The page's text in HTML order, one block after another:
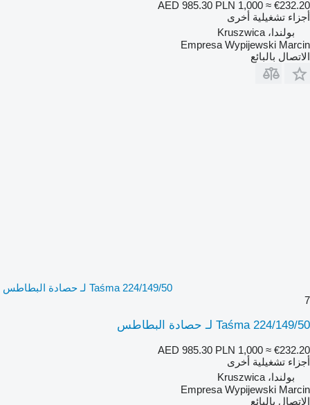
AED 985.30 PLN 1,000 ≈ €232.20
أجزاء تشغيلية أخرى
بولندا، Kruszwica
Empresa Wypijewski Marcin
الاتصال بالبائع
Taśma 224/149/50 لـ حصادة البطاطس
7
Taśma 224/149/50 لـ حصادة البطاطس
AED 985.30 PLN 1,000 ≈ €232.20
أجزاء تشغيلية أخرى
بولندا، Kruszwica
Empresa Wypijewski Marcin
الاتصال بالبائع